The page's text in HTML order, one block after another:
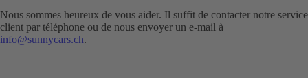
Nous sommes heureux de vous aider. Il suffit de contacter notre service
client par téléphone ou de nous envoyer un e-mail à
info@sunnycars.ch.